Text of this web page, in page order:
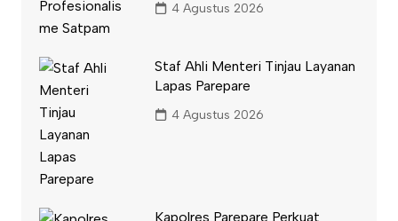
4 Agustus 2026
Staf Ahli Menteri Tinjau Layanan
Lapas Parepare
4 Agustus 2026
Kapolres Parepare Perkuat